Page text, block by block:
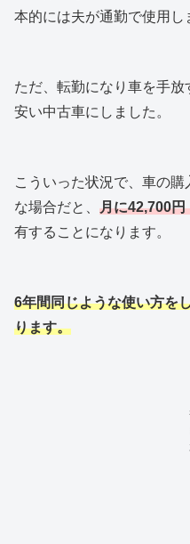
本的には夫が通勤で使用し
ただ、転勤になり車を手
安い中古車にしました。
こういった状況で、車の
な場合だと、 月に42,700円
有することになります。
6年間同じような使い方を
ります。